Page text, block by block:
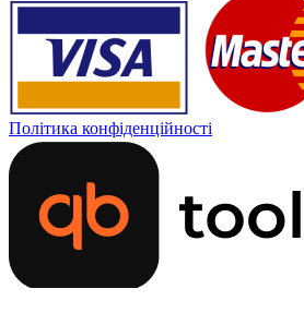
Політика конфіденційності